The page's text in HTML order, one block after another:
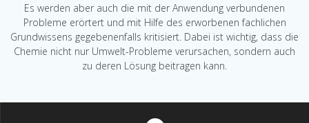
Es werden aber auch die mit der Anwendung verbundenen
Probleme erörtert und mit Hilfe des erworbenen fachlichen
Grundwissens gegebenenfalls kritisiert. Dabei ist wichtig, dass die
Chemie nicht nur Umwelt-Probleme verursachen, sondern auch
zu deren Lösung beitragen kann.